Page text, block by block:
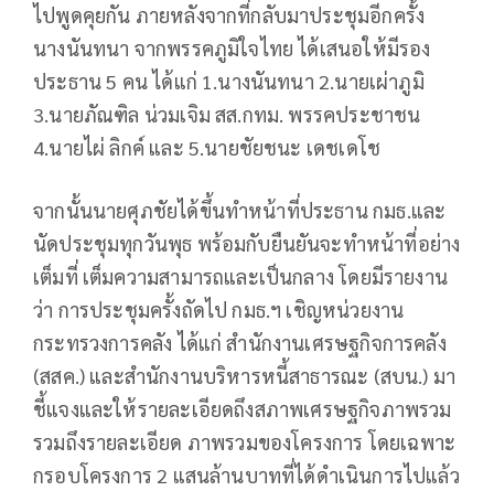
ไปพูดคุยกัน ภายหลังจากที่กลับมาประชุมอีกครั้ง
นางนันทนา จากพรรคภูมิใจไทย ได้เสนอให้มีรอง
ประธาน 5 คน ได้แก่ 1.นางนันทนา 2.นายเผ่าภูมิ
3.นายภัณฑิล น่วมเจิม สส.กทม. พรรคประชาชน
4.นายไผ่ ลิกค์ และ 5.นายชัยชนะ เดชเดโช
จากนั้นนายศุภชัยได้ขึ้นทำหน้าที่ประธาน กมธ.และ
นัดประชุมทุกวันพุธ พร้อมกับยืนยันจะทำหน้าที่อย่าง
เต็มที่ เต็มความสามารถและเป็นกลาง โดยมีรายงาน
ว่า การประชุมครั้งถัดไป กมธ.ฯ เชิญหน่วยงาน
กระทรวงการคลัง ได้แก่ สำนักงานเศรษฐกิจการคลัง
(สสค.) และสำนักงานบริหารหนี้สาธารณะ (สบน.) มา
ชี้แจงและให้รายละเอียดถึงสภาพเศรษฐกิจภาพรวม
รวมถึงรายละเอียด ภาพรวมของโครงการ โดยเฉพาะ
กรอบโครงการ 2 แสนล้านบาทที่ได้ดำเนินการไปแล้ว